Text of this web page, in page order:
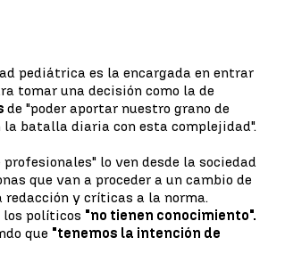
pediátrica es la encargada en entrar
tomar una decisión como la de
de "poder aportar nuestro grano de
la batalla diaria con esta complejidad".
lo ven desde la sociedad
que van a proceder a un cambio de
redacción y críticas a la norma.
los políticos "no tienen conocimiento".
que "tenemos la intención de